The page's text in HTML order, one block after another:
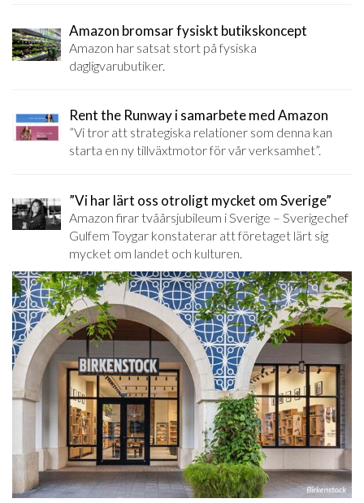
Amazon bromsar fysiskt butikskoncept
Amazon har satsat stort på fysiska
dagligvarubutiker.
Rent the Runway i samarbete med Amazon
”Vi tror att strategiska relationer som denna kan
starta en ny tillväxtmotor för vår verksamhet”.
”Vi har lärt oss otroligt mycket om Sverige”
Amazon firar tvåårsjubileum i Sverige – Sverigechef
Gulfem Toygar konstaterar att företaget lärt sig
mycket om landet och kulturen.